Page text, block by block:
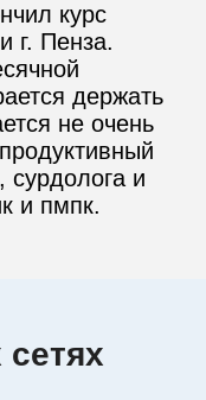
курс
г. Пенза.
держать
не очень
сурдолога и
и пмпк.